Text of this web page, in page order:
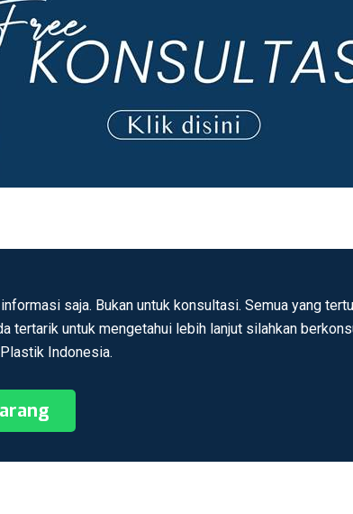
saja. Bukan untuk konsultasi. Semua yang
tertarik untuk mengetahui lebih lanjut silahkan
Indonesia.